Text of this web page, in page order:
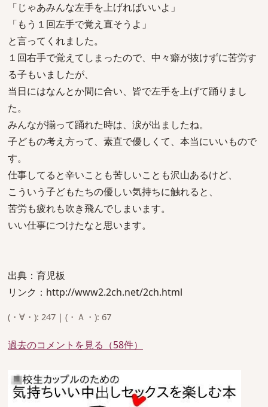
「じゃあみんな左手を上げればいいよ」
「もう１回左手で覚え直そうよ」
と言ってくれました。
１回右手で覚えてしまったので、中々癖が抜けずに苦労す
る子もいましたが、
当日にはなんとか間に合い、皆で左手を上げて踊りまし
た。
みんなが揃って踊れた時は、涙が出ましたね。
子どもの考え方って、素直で優しくて、本当にいいもので
す。
仕事してると辛いことも苦しいことも沢山あるけど、
こういう子どもたちの優しい気持ちに触れると、
苦労も疲れも吹き飛んでしまいます。
いい仕事につけたなと思います。
出典：育児板
リンク：http://www2.2ch.net/2ch.html
(・∀・): 247 | (・Ａ・): 67
過去のコメントを見る（58件）